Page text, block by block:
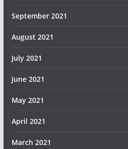
September 2021
August 2021
July 2021
June 2021
May 2021
April 2021
March 2021